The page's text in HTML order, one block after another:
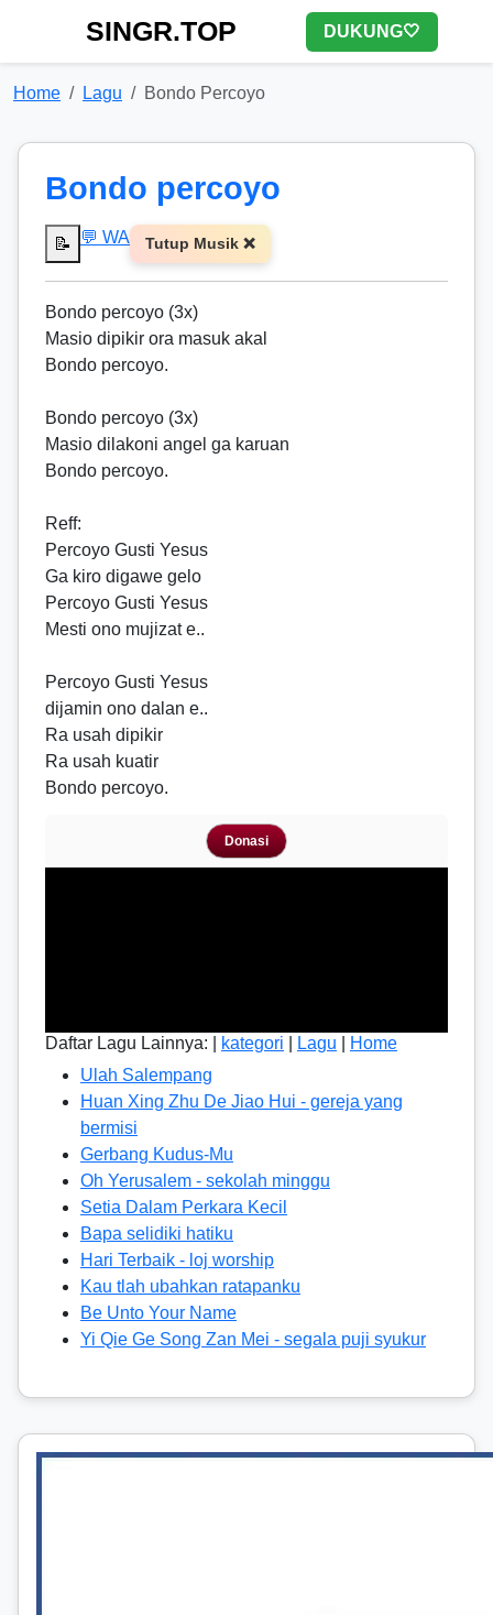
SINGR.TOP DUKUNG🤍
Home Lagu Bondo Percoyo
Bondo percoyo
📝 💬 WA Tutup Musik ❌
Bondo percoyo (3x)
Masio dipikir ora masuk akal
Bondo percoyo.
Bondo percoyo (3x)
Masio dilakoni angel ga karuan
Bondo percoyo.
Reff:
Percoyo Gusti Yesus
Ga kiro digawe gelo
Percoyo Gusti Yesus
Mesti ono mujizat e..
Percoyo Gusti Yesus
dijamin ono dalan e..
Ra usah dipikir
Ra usah kuatir
Bondo percoyo.
Donasi
Daftar Lagu Lainnya: | kategori Lagu
Home
Ulah Salempang
Huan Xing Zhu De Jiao Hui - gereja yang
bermisi
Gerbang Kudus-Mu
Oh Yerusalem - sekolah minggu
Setia Dalam Perkara Kecil
Bapa selidiki hatiku
Hari Terbaik - loj worship
Kau tlah ubahkan ratapanku
Be Unto Your Name
Yi Qie Ge Song Zan Mei - segala puji syukur